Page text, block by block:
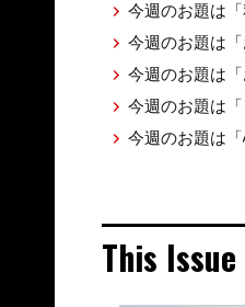
今週のお題は
今週のお題は
今週のお題は
今週のお題は
今週のお題は
This Issue